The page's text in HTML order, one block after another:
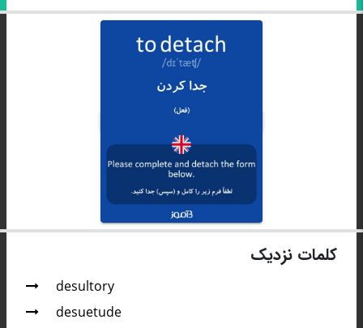
کلمات نزدیک
desultory
desuetude